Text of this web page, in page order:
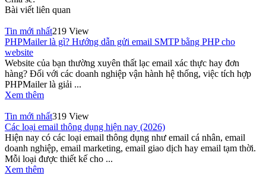
Bài viết liên quan
Tin mới nhất219 View
PHPMailer là gì? Hướng dẫn gửi email SMTP bằng PHP cho
website
Website của bạn thường xuyên thất lạc email xác thực hay đơn
hàng? Đối với các doanh nghiệp vận hành hệ thống, việc tích hợp
PHPMailer là giải ...
Xem thêm
Tin mới nhất319 View
Các loại email thông dụng hiện nay (2026)
Hiện nay có các loại email thông dụng như email cá nhân, email
doanh nghiệp, email marketing, email giao dịch hay email tạm thời.
Mỗi loại được thiết kế cho ...
Xem thêm